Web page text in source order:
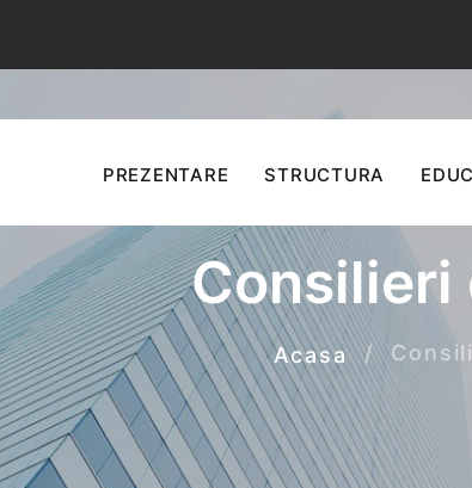
PREZENTARE STRUCTURA
Consilieri
Acasa